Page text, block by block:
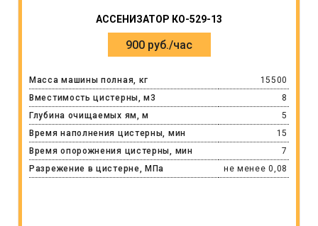
АССЕНИЗАТОР КО-529-13
900 руб./час
Масса машины полная, кг
15500
Вместимость цистерны, м3
8
Глубина очищаемых ям, м
5
Время наполнения цистерны, мин
15
Время опорожнения цистерны, мин
7
Разрежение в цистерне, МПа
не менее 0,08